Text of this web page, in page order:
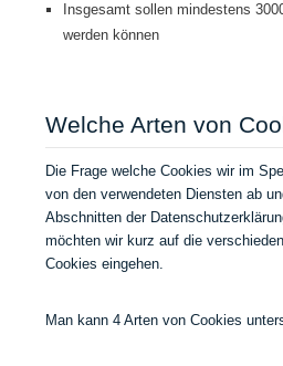
Insgesamt sollen mindestens
werden können
Welche Arten von
Die Frage welche Cookies wir im
von den verwendeten Diensten ab
Abschnitten der
möchten wir kurz auf die
Cookies eingehen.
Man kann 4 Arten von Cookies